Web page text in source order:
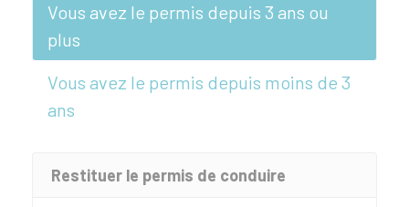
Vous avez le permis depuis 3 ans ou
plus
Vous avez le permis depuis moins de 3
ans
Restituer le permis de conduire